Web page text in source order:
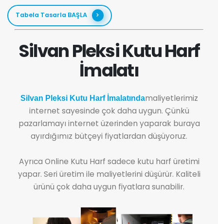
Tabela Tasarla BAŞLA
Silvan Pleksi Kutu Harf
İmalatı
Silvan Pleksi Kutu Harf İmalatındamaliyetlerimiz
internet sayesinde çok daha uygun. Çünkü
pazarlamayı internet üzerinden yaparak buraya
ayırdığımız bütçeyi fiyatlardan düşüyoruz.
Ayrıca Online Kutu Harf sadece kutu harf üretimi
yapar. Seri üretim ile maliyetlerini düşürür. Kaliteli
ürünü çok daha uygun fiyatlara sunabilir.